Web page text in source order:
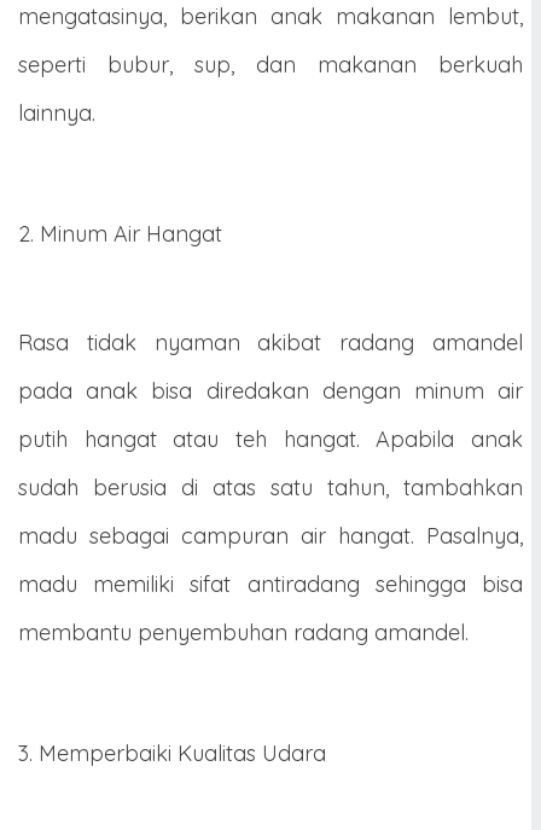
mengatasinya, berikan anak makanan lembut,
seperti bubur, sup, dan makanan berkuah
lainnya.
2. Minum Air Hangat
Rasa tidak nyaman akibat radang amandel
pada anak bisa diredakan dengan minum air
putih hangat atau teh hangat. Apabila anak
sudah berusia di atas satu tahun, tambahkan
madu sebagai campuran air hangat. Pasalnya,
madu memiliki sifat antiradang sehingga bisa
membantu penyembuhan radang amandel.
3. Memperbaiki Kualitas Udara